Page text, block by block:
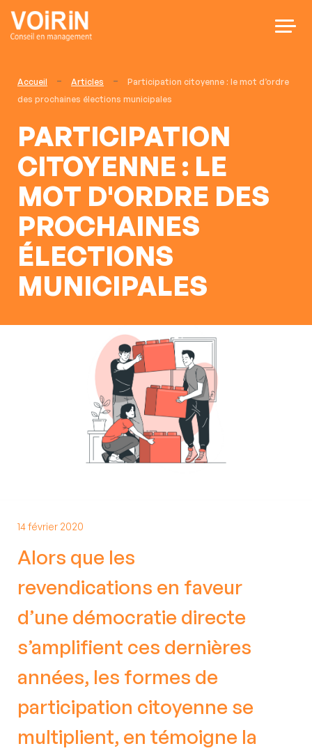
Présentation
Nos services
Le Lab des Usages
Nos publications
Rejoignez-nous
Nous contacter
Accueil - Articles -
Participation citoyenne : le mot d’ordre
des prochaines élections municipales
PARTICIPATION
CITOYENNE : LE
MOT D'ORDRE DES
PROCHAINES
ÉLECTIONS
MUNICIPALES
14 février 2020
Alors que les
revendications en faveur
d’une démocratie directe
s’amplifient ces dernières
années, les formes de
participation citoyenne se
multiplient, en témoigne la
Je souhaite :
Adapter mon organisation, mon
management
Animer, concerter, faciliter les
échanges
Définir, piloter et accompagner ma
transformation numérique
Etre accompagné à la mise en
conformité ou certification
Etre accompagné dans la refonte
Former mes équipes
Structurer et optimiser mon système
d'information